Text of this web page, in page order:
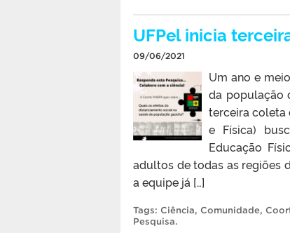
UFPel inicia
09/06/2021
Um ano e
da população
terceira coleta
e Física)
Educação
adultos de todas as regiões
a equipe já […]
Tags: Ciência, Comunidade,
Pesquisa.